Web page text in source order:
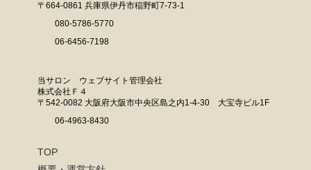
2025年06月18日 特別ゲスト 森日和様、友情ゲスト 山本恭裕様
2025年05月21日 特別ゲスト 黒田クロ様、友情ゲスト 恍多様
2025年04月16日 特別ゲスト 露の団四郎様
2025年01月15日 新春ゲスト 遠藤祐子様、宇野美香子様
2024年12月18日 特別ゲスト 藤村麻紀様、友情ゲスト 永田有吾様
2024年11月20日 特別ゲスト 田中壱征様
2024年09月18日 特別ゲスト 中野良美様、中野彰久様、車田一光様、寺井隆
敏様
〒664-0861 兵庫県伊丹市稲野町7-73-1
080-5786-5770
06-6456-7198
当サロン ウェブサイト管理会社
株式会社Ｆ４
〒542-0082 大阪府大阪市中央区島之内1-4-30 大宝寺ビル1F
06-4963-8430
TOP